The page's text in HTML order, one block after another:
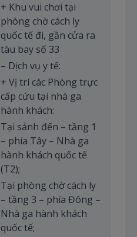
+ Khu vui chơi tại
phòng chờ cách ly
quốc tế đi, gần cửa ra
tàu bay số 33
– Dịch vụ y tế:
+ Vị trí các Phòng trực
cấp cứu tại nhà ga
hành khách:
Tại sảnh đến – tầng 1
– phía Tây – Nhà ga
hành khách quốc tế
(T2);
Tại phòng chờ cách ly
– tầng 3 – phía Đông –
Nhà ga hành khách
quốc tế;